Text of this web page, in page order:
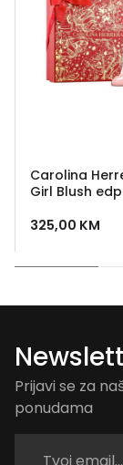
Carolina
Girl Blush
325,00 KM
Prijavi se za
ponudama